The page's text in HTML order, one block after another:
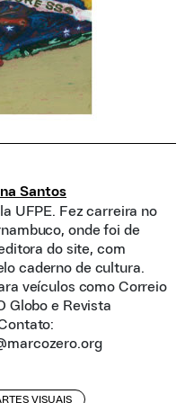
Santos
UFPE. Fez carreira no
onde foi de
do site, com
caderno de cultura.
veículos como Correio
Globo e Revista
VISUAIS